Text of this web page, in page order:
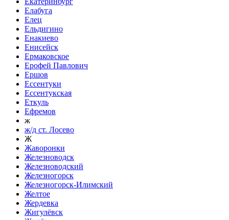
Елабуга
Елец
Ельдигино
Енакиево
Енисейск
Ермаковское
Ерофей Павлович
Ершов
Ессентуки
Ессентукская
Еткуль
Ефремов
ж
ж/д ст. Лосево
Ж
Жаворонки
Железноводск
Железноводский
Железногорск
Железногорск-Илимский
Желтое
Жердевка
Жигулёвск